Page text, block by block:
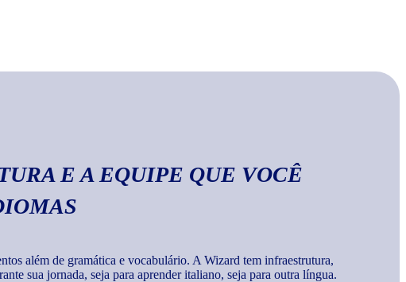
E A EQUIPE QUE VOCÊ
além de gramática e vocabulário. A Wizard tem infraestrutura,
sua jornada, seja para aprender italiano, seja para outra língua.